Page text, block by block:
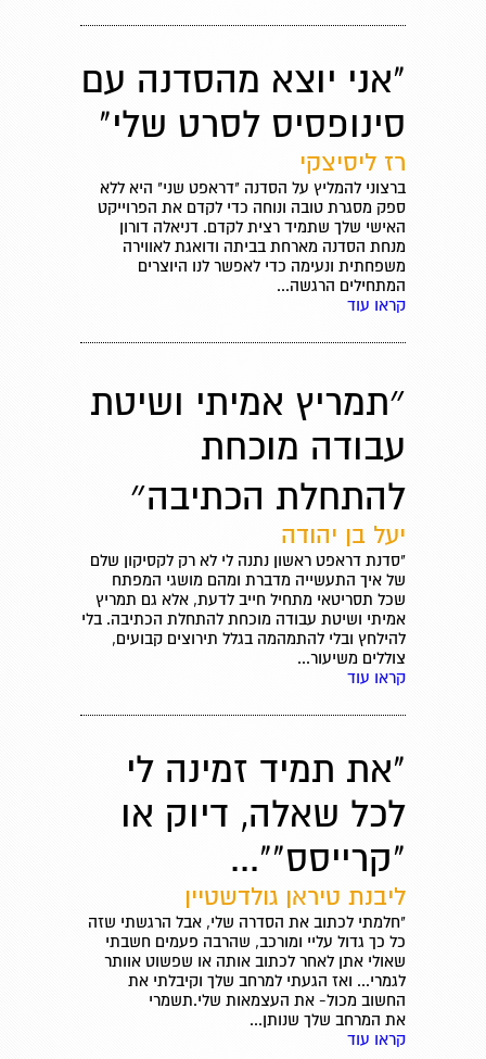
"אני יוצא מהסדנה עם
סינופסיס לסרט שלי"
רז ליסיצקי
ברצוני להמליץ על הסדנה "דראפט שני" היא ללא
ספק מסגרת טובה ונוחה כדי לקדם את הפרוייקט
האישי שלך שתמיד רצית לקדם. דניאלה דורון
מנחת הסדנה מארחת בביתה ודואגת לאווירה
משפחתית ונעימה כדי לאפשר לנו היוצרים
המתחילים הרגשה...
קראו עוד
״תמריץ אמיתי ושיטת
עבודה מוכחת
להתחלת הכתיבה״
יעל בן יהודה
"סדנת דראפט ראשון נתנה לי לא רק לקסיקון שלם
של איך התעשייה מדברת ומהם מושגי המפתח
שכל תסריטאי מתחיל חייב לדעת, אלא גם תמריץ
אמיתי ושיטת עבודה מוכחת להתחלת הכתיבה. בלי
להילחץ ובלי להתמהמה בגלל תירוצים קבועים,
צוללים משיעור...
קראו עוד
"את תמיד זמינה לי
לכל שאלה, דיוק או
"קרייסס""...
ליבנת טיראן גולדשטיין
"חלמתי לכתוב את הסדרה שלי, אבל הרגשתי שזה
כל כך גדול עליי ומורכב, שהרבה פעמים חשבתי
שאולי אתן לאחר לכתוב אותה או שפשוט אוותר
לגמרי... ואז הגעתי למרחב שלך וקיבלתי את
החשוב מכול- את העצמאות שלי.תשמרי
את המרחב שלך שנותן...
קראו עוד